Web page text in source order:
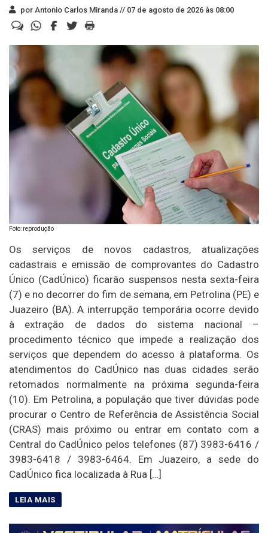
por Antonio Carlos Miranda // 07 de agosto de 2026 às 08:00
Foto: reprodução
Os serviços de novos cadastros, atualizações
cadastrais e emissão de comprovantes do Cadastro
Único (CadÚnico) ficarão suspensos nesta sexta-feira
(7) e no decorrer do fim de semana, em Petrolina (PE) e
Juazeiro (BA). A interrupção temporária ocorre devido
à extração de dados do sistema nacional –
procedimento técnico que impede a realização dos
serviços que dependem do acesso à plataforma. Os
atendimentos do CadÚnico nas duas cidades serão
retomados normalmente na próxima segunda-feira
(10). Em Petrolina, a população que tiver dúvidas pode
procurar o Centro de Referência de Assistência Social
(CRAS) mais próximo ou entrar em contato com a
Central do CadÚnico pelos telefones (87) 3983-6416 /
3983-6418 / 3983-6464. Em Juazeiro, a sede do
CadÚnico fica localizada à Rua […]